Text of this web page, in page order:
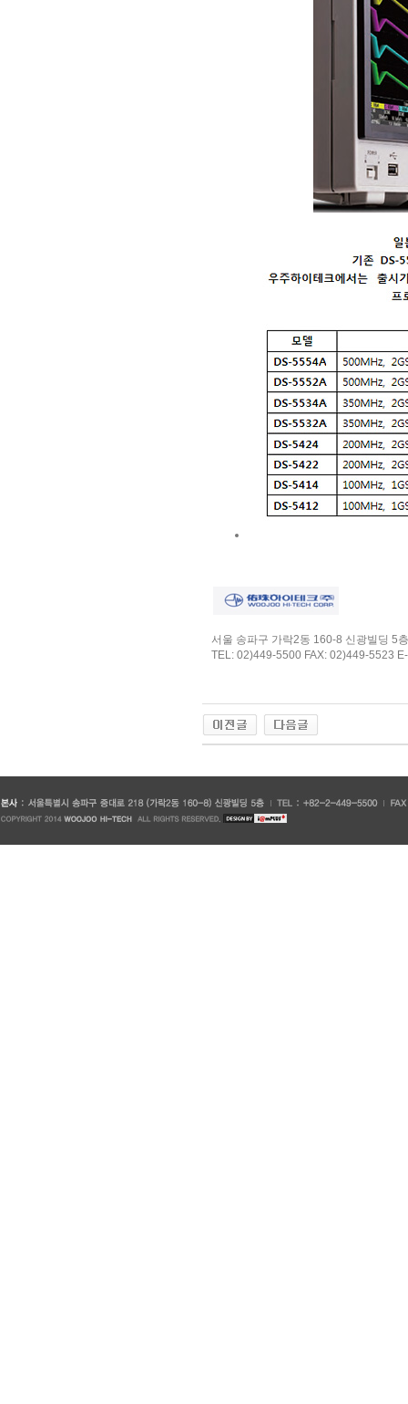
서울 송파구 가락2동 160-8 신광빌딩 5층
TEL: 02)449-5500 FAX: 02)449-5523